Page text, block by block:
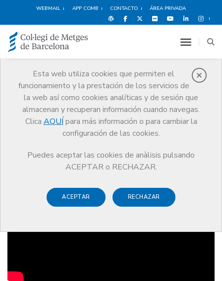
WEBMAIL APP COMB CONTACTO ÁREA PRIVADA
Esta web utiliza cookies que permiten el
funcionamiento y la prestación de los servicios de
la web así como cookies analíticas y de sesión que
almacenan y recuperan información cuando navegas.
Clica AQUÍ para más información o para cambiar la
configuración de las cookies.
Puedes aceptar las cookies de anàlisis pulsando
ACEPTAR o RECHAZAR.
ACEPTAR RECHAZAR
toggle
Campanyes CoMB
Comunicación Promoción de la Salud
Campañas CoMB
#RazonesparaVacunarme